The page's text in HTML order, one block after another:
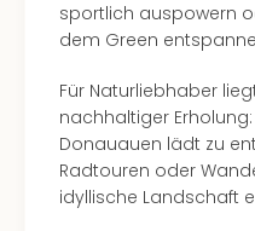
sportlich auspowern
dem Green
Für Naturliebhaber
nachhaltiger
Donauauen lädt zu
Radtouren oder
idyllische Landschaft